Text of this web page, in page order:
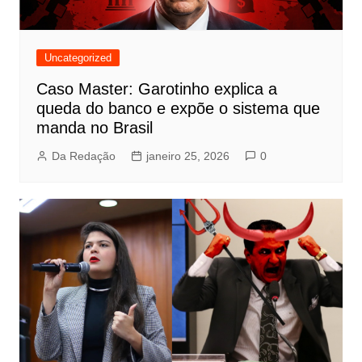
Uncategorized
Caso Master: Garotinho explica a
queda do banco e expõe o sistema que
manda no Brasil
Da Redação janeiro 25, 2026 0